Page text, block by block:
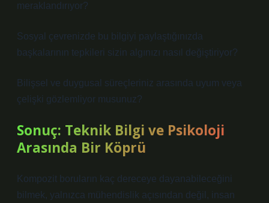
meraklandırıyor?
Sosyal çevrenizde bu bilgiyi paylaştığınızda
başkalarının tepkileri sizin algınızı nasıl değiştiriyor?
Bilişsel ve duygusal süreçleriniz arasında uyum veya
çelişki gözlemliyor musunuz?
Sonuç: Teknik Bilgi ve Psikoloji
Arasında Bir Köprü
Kompozit boruların kaç dereceye dayanabileceğini
bilmek, yalnızca mühendislik açısından değil, insan